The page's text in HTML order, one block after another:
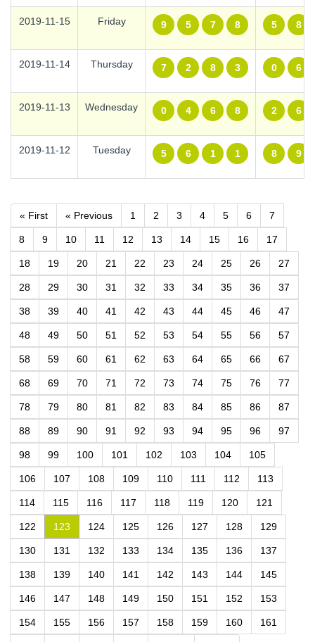
2019-11-15 Friday 9 5 7 8 5 8
2019-11-14 Thursday 7 2 8 3 0 6
2019-11-13 Wednesday 0 4 6 8 2 6
2019-11-12 Tuesday 5 6 1 1 8 9
« First « Previous 1 2 3 4 5 6 7
8 9 10 11 12 13 14 15 16 17
18 19 20 21 22 23 24 25 26 27
28 29 30 31 32 33 34 35 36 37
38 39 40 41 42 43 44 45 46 47
48 49 50 51 52 53 54 55 56 57
58 59 60 61 62 63 64 65 66 67
68 69 70 71 72 73 74 75 76 77
78 79 80 81 82 83 84 85 86 87
88 89 90 91 92 93 94 95 96 97
98 99 100 101 102 103 104 105
106 107 108 109 110 111 112 113
114 115 116 117 118 119 120 121
122 123 124 125 126 127 128 129
130 131 132 133 134 135 136 137
138 139 140 141 142 143 144 145
146 147 148 149 150 151 152 153
154 155 156 157 158 159 160 161